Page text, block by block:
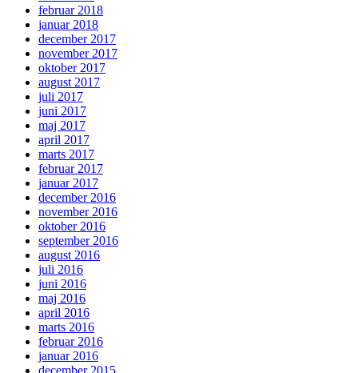
februar 2018
januar 2018
december 2017
november 2017
oktober 2017
august 2017
juli 2017
juni 2017
maj 2017
april 2017
marts 2017
februar 2017
januar 2017
december 2016
november 2016
oktober 2016
september 2016
august 2016
juli 2016
juni 2016
maj 2016
april 2016
marts 2016
februar 2016
januar 2016
december 2015